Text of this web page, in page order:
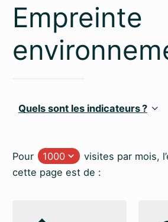
Empreinte
Quels sont les indicateurs ?
Pour
visites par mois,
cette page est de :